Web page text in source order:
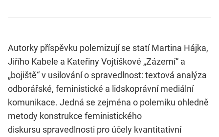
Autorky příspěvku polemizují se statí Martina Hájka,
Jiřího Kabele a Kateřiny Vojtíškové „Zázemí“ a
„bojiště“ v usilování o spravedlnost: textová analýza
odborářské, feministické a lidskoprávní mediální
komunikace. Jedná se zejména o polemiku ohledně
metody konstrukce feministického
diskursu spravedlnosti pro účely kvantitativní